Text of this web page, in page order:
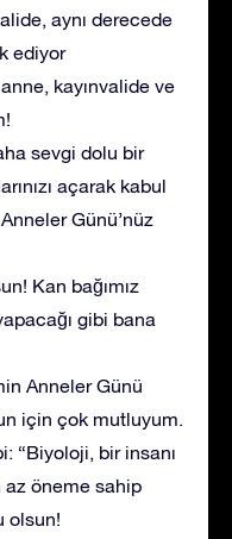
aynı derecede
ediyor
kayınvalide ve
sevgi dolu bir
açarak kabul
Günü’nüz
Kan bağımız
gibi bana
Anneler Günü
için çok mutluyum.
“Biyoloji, bir insanı
öneme sahip
olsun!